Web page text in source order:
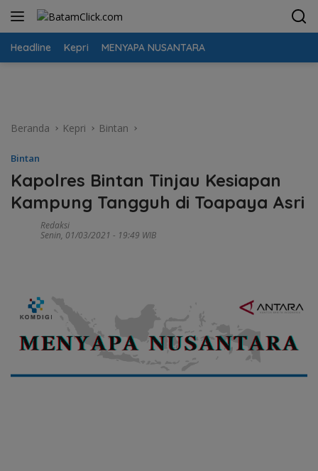
Langsung
Headline Kepri MENYAPA NUSANTARA
Beranda Kepri Bintan
Bintan
Kapolres Bintan Tinjau Kesiapan
Kampung Tangguh di Toapaya Asri
Redaksi
Senin, 01/03/2021 - 19:49 WIB